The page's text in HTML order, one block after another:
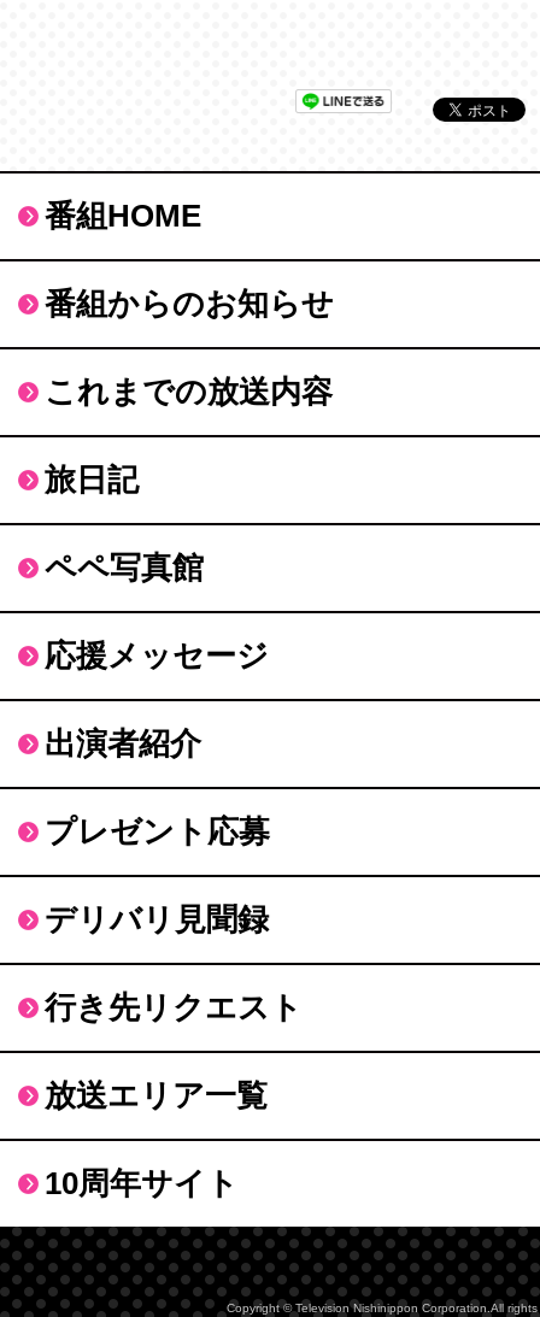
番組HOME
番組からのお知らせ
これまでの放送内容
旅日記
ペペ写真館
応援メッセージ
出演者紹介
プレゼント応募
デリバリ見聞録
行き先リクエスト
放送エリア一覧
10周年サイト
Copyright © Television Nishinippon Corporation.All